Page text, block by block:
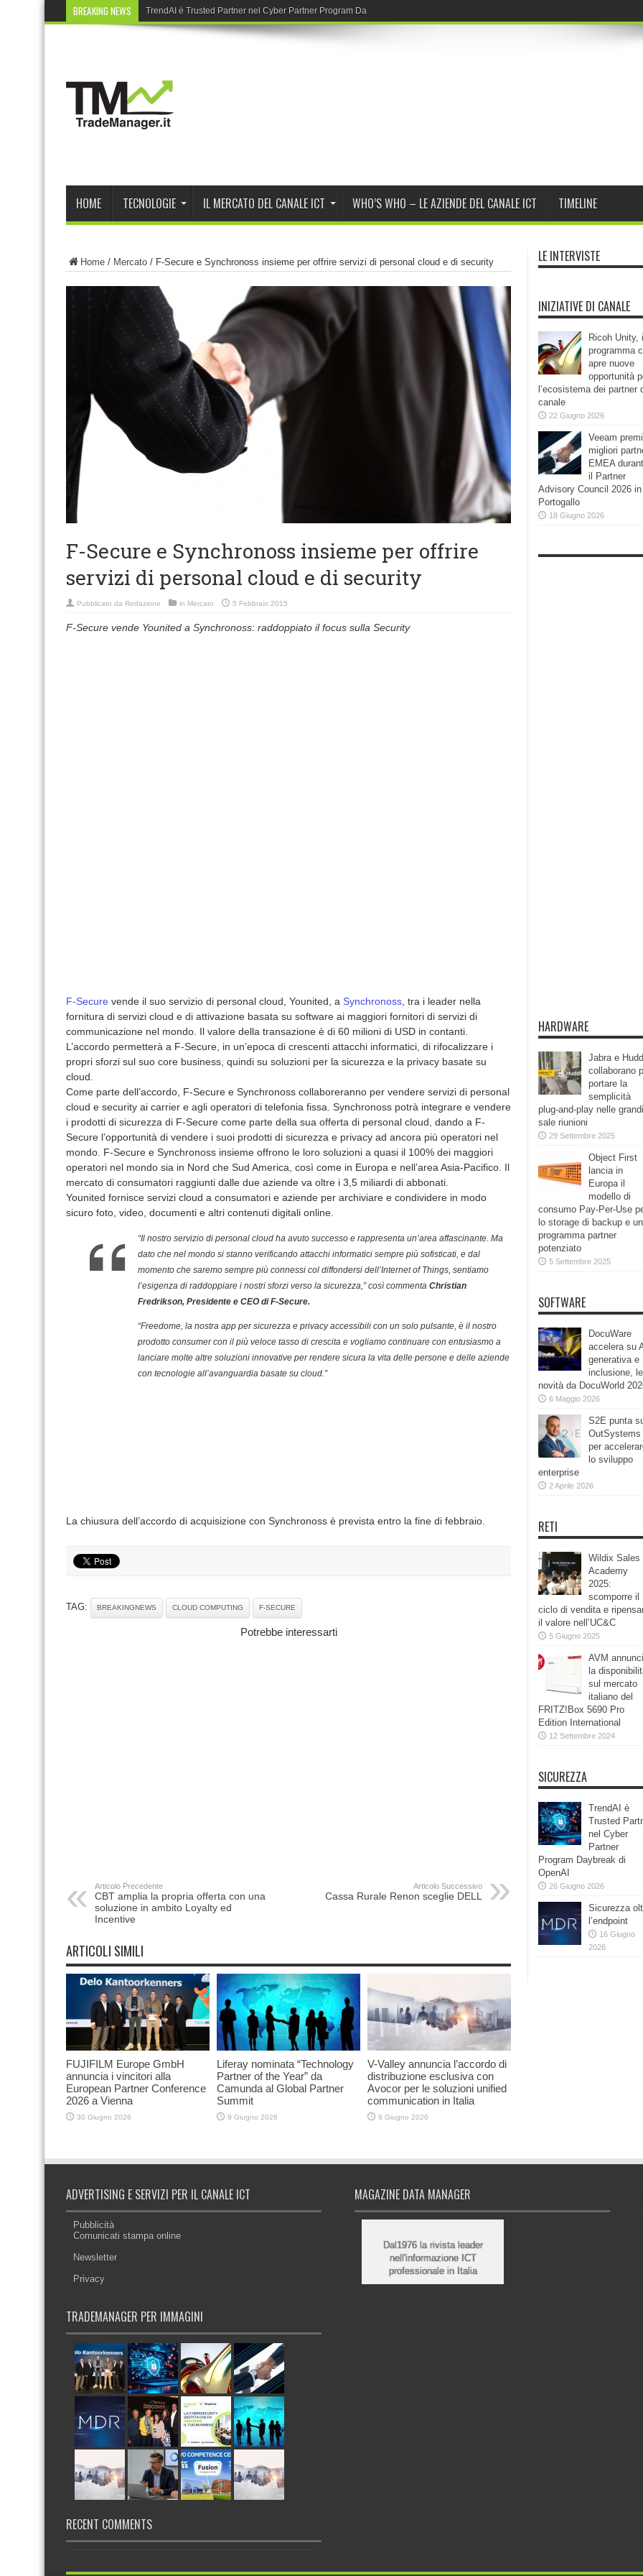
BREAKING NEWS TrendAI è Trusted Partner nel Cyber Partner Program Daybreak di OpenAI
HOME TECNOLOGIE IL MERCATO DEL CANALE ICT WHO’S WHO – LE AZIENDE DEL CANALE ICT TIMELINE
Home / Mercato / F-Secure e Synchronoss insieme per offrire servizi di personal cloud e di security
F-Secure e Synchronoss insieme per offrire
servizi di personal cloud e di security
Pubblicato da Redazione in Mercato 5 Febbraio 2015
F-Secure vende Younited a Synchronoss: raddoppiato il focus sulla Security
F-Secure vende il suo servizio di personal cloud, Younited, a Synchronoss , tra i leader nella
fornitura di servizi cloud e di attivazione basata su software ai maggiori fornitori di servizi di
communicazione nel mondo. Il valore della transazione è di 60 milioni di USD in contanti.
L’accordo permetterà a F-Secure, in un’epoca di crescenti attacchi informatici, di rifocalizzare i
propri sforzi sul suo core business, quindi su soluzioni per la sicurezza e la privacy basate su
cloud.
Come parte dell’accordo, F-Secure e Synchronoss collaboreranno per vendere servizi di personal
cloud e security ai carrier e agli operatori di telefonia fissa. Synchronoss potrà integrare e vendere
i prodotti di sicurezza di F-Secure come parte della sua offerta di personal cloud, dando a F-
Secure l’opportunità di vendere i suoi prodotti di sicurezza e privacy ad ancora più operatori nel
mondo. F-Secure e Synchronoss insieme offrono le loro soluzioni a quasi il 100% dei maggiori
operatori nel mondo sia in Nord che Sud America, così come in Europa e nell’area Asia-Pacifico. Il
mercato di consumatori raggiunti dalle due aziende va oltre i 3,5 miliardi di abbonati.
Younited fornisce servizi cloud a consumatori e aziende per archiviare e condividere in modo
sicuro foto, video, documenti e altri contenuti digitali online.
“Il nostro servizio di personal cloud ha avuto successo e rappresenta un’area affascinante. Ma
dato che nel mondo si stanno verificando attacchi informatici sempre più sofisticati, e dal
momento che saremo sempre più connessi col diffondersi dell’Internet of Things, sentiamo
l’esigenza di raddoppiare i nostri sforzi verso la sicurezza,” così commenta Christian
Fredrikson, Presidente e CEO di F-Secure.
“Freedome, la nostra app per sicurezza e privacy accessibili con un solo pulsante, è il nostro
prodotto consumer con il più veloce tasso di crescita e vogliamo continuare con entusiasmo a
lanciare molte altre soluzioni innovative per rendere sicura la vita delle persone e delle aziende
con tecnologie all’avanguardia basate su cloud.”
La chiusura dell’accordo di acquisizione con Synchronoss è prevista entro la fine di febbraio.
TAG: BREAKINGNEWS CLOUD COMPUTING F-SECURE
Potrebbe interessarti
Articolo Precedente
CBT amplia la propria offerta con una
soluzione in ambito Loyalty ed
Incentive
Articolo Successivo
Cassa Rurale Renon sceglie DELL
ARTICOLI SIMILI
FUJIFILM Europe GmbH
annuncia i vincitori alla
European Partner Conference
2026 a Vienna
30 Giugno 2026
Liferay nominata “Technology
Partner of the Year” da
Camunda al Global Partner
Summit
9 Giugno 2026
V-Valley annuncia l’accordo di
distribuzione esclusiva con
Avocor per le soluzioni unified
communication in Italia
9 Giugno 2026
LE INTERVISTE
INIZIATIVE DI CANALE
Ricoh Unity, il
programma
apre nuove
opportunità
l’ecosistema dei partner
canale
22 Giugno 2026
Veeam
migliori
EMEA
il Partner
Advisory Council 2026 in
Portogallo
18 Giugno 2026
HARDWARE
Jabra e
collaborano
portare la
semplicità
plug-and-play nelle grandi
sale riunioni
29 Settembre 2025
Object First
lancia in
Europa il
modello di
consumo Pay-Per-Use
lo storage di backup e un
programma partner
potenziato
5 Settembre 2025
SOFTWARE
DocuWare
accelera su
generativa e
inclusione, le
novità da DocuWorld
6 Maggio 2026
S2E punta
OutSystems
per
lo sviluppo
enterprise
2 Aprile 2026
RETI
Wildix Sales
Academy
2025:
scomporre il
ciclo di vendita e
il valore nell’UC&C
5 Giugno 2025
AVM
la
sul mercato
italiano del
FRITZ!Box 5690 Pro
Edition International
12 Settembre 2024
SICUREZZA
TrendAI è
Trusted
nel Cyber
Partner
Program Daybreak di
OpenAI
26 Giugno 2026
Sicurezza
l’endpoint
16 Giugno
2026
ADVERTISING E SERVIZI PER IL CANALE ICT
Pubblicità
Comunicati stampa online
Newsletter
Privacy
TRADEMANAGER PER IMMAGINI
RECENT COMMENTS
MAGAZINE DATA MANAGER
Dal1976 la rivista leader
nell'informazione ICT
professionale in Italia